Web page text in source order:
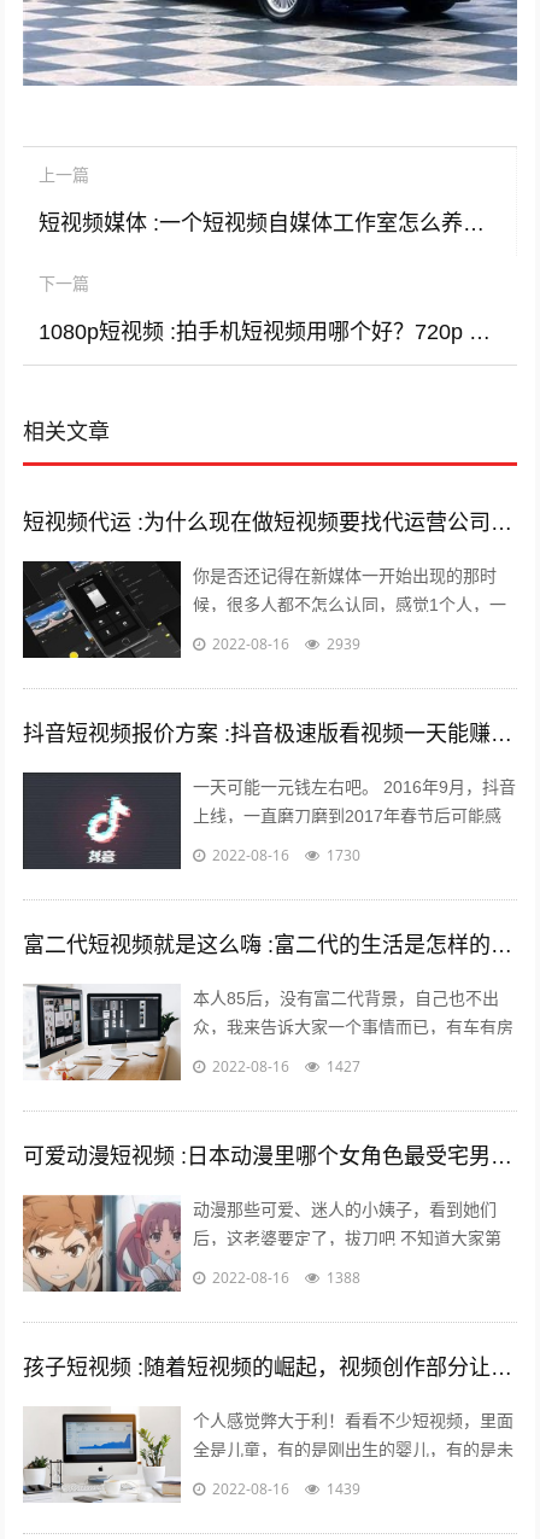
上一篇
短视频媒体 :一个短视频自媒体工作室怎么养活一群人？
下一篇
1080p短视频 :拍手机短视频用哪个好？720p 1080p 4k，有什么区别？
相关文章
短视频代运 :为什么现在做短视频要找代运营公司呢？
你是否还记得在新媒体一开始出现的那时
候，很多人都不怎么认同，感觉1个人，一
部手机，一台电脑，依靠这几样东西就能养
2022-08-16 2939
抖音短视频报价方案 :抖音极速版看视频一天能赚多少钱？
一天可能一元钱左右吧。 2016年9月，抖音
上线，一直磨刀磨到2017年春节后可能感
觉跑通了才大举压上资源，产品优秀的数据
2022-08-16 1730
富二代短视频就是这么嗨 :富二代的生活是怎样的，和身边的朋友差距大吗？
本人85后，没有富二代背景，自己也不出
众，我来告诉大家一个事情而已，有车有房
其实不难，你努力一样可以拥有，不过家里
2022-08-16 1427
可爱动漫短视频 :日本动漫里哪个女角色最受宅男们的喜爱欢迎？
动漫那些可爱、迷人的小姨子，看到她们
后，这老婆要定了，拔刀吧 不知道大家第
一次接触动漫是什么时候，绝大多数的老漫
吧...
2022-08-16 1388
孩子短视频 :随着短视频的崛起，视频创作部分让儿童入境，这对孩子是否有利？
个人感觉弊大于利！看看不少短视频，里面
全是儿童，有的是刚出生的婴儿，有的是未
上幼儿园的幼儿，有的是幼儿园的孩子，还
2022-08-16 1439